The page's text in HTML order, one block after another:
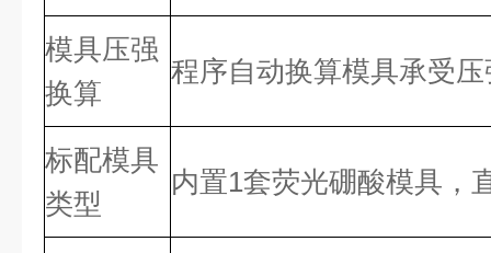
模具压强
换算
程序自动换算模具承受
标配模具
类型
内置1套荧光硼酸模具，